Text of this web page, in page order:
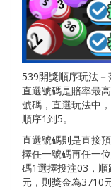
539開獎順序玩法－
直選號碼是賠率最
號碼，直選玩法中
順序1到5。
直選號碼則是直接
擇任一號碼再任一
碼1選擇投注03，
元，則獎金為3710元